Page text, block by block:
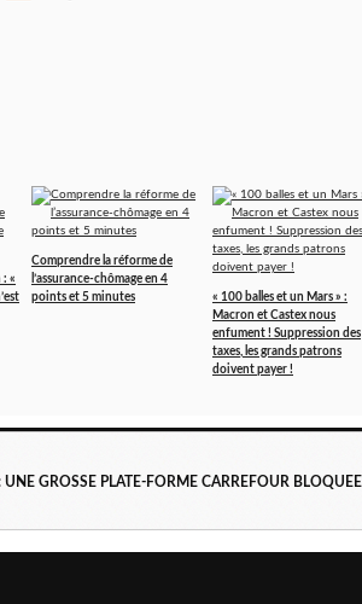
: «
Comprendre la réforme de
l’assurance-chômage en 4
points et 5 minutes
« 100 balles et un Mars » :
Macron et Castex nous
enfument ! Suppression des
taxes, les grands patrons
doivent payer !